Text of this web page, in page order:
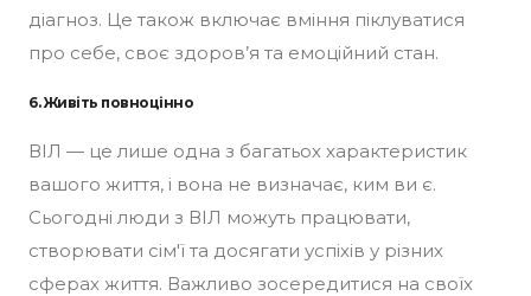
діагноз. Це також включає вміння піклуватися
про себе, своє здоров’я та емоційний стан.
6. Живіть повноцінно
ВІЛ — це лише одна з багатьох характеристик
вашого життя, і вона не визначає, ким ви є.
Сьогодні люди з ВІЛ можуть працювати,
створювати сім'ї та досягати успіхів у різних
сферах життя. Важливо зосередитися на своїх